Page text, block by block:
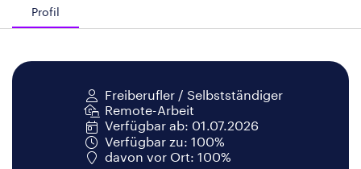
Profil
Freiberufler / Selbstständiger
Remote-Arbeit
Verfügbar ab: 01.07.2026
Verfügbar zu: 100%
davon vor Ort: 100%